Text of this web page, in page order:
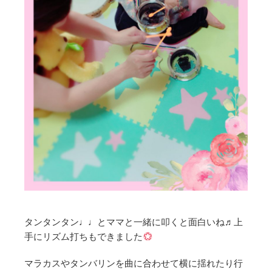
タンタンタン♩♩とママと一緒に叩くと面白いね♬上
手にリズム打ちもできました
マラカスやタンバリンを曲に合わせて横に揺れたり行